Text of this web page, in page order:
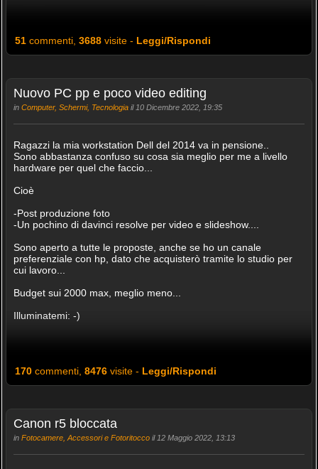
51commenti, 3688visite - Leggi/Rispondi
Nuovo PC pp e poco video editing
in Computer, Schermi, Tecnologiail 10 Dicembre 2022, 19:35
Ragazzi la mia workstation Dell del 2014 va in pensione..
Sono abbastanza confuso su cosa sia meglio per me a livello
hardware per quel che faccio...
Cioè
-Post produzione foto
-Un pochino di davinci resolve per video e slideshow....
Sono aperto a tutte le proposte, anche se ho un canale
preferenziale con hp, dato che acquisterò tramite lo studio per
cui lavoro...
Budget sui 2000 max, meglio meno...
Illuminatemi: -)
170commenti, 8476visite - Leggi/Rispondi
Canon r5 bloccata
in Fotocamere, Accessori e Fotoritoccoil 12 Maggio 2022, 13:13